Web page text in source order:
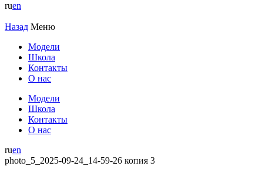
ruen
Назад Меню
Модели
Школа
Контакты
О нас
Модели
Школа
Контакты
О нас
ruen
photo_5_2025-09-24_14-59-26 копия 3